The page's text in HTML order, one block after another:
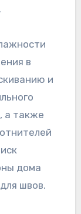
в
и
а также
дома
швов.